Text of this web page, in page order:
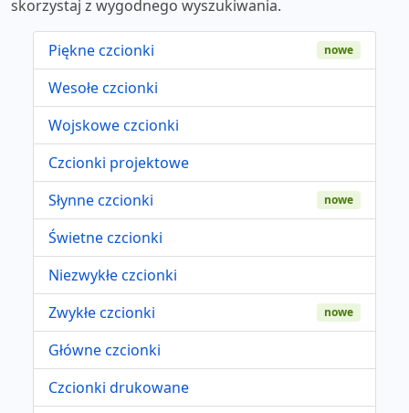
skorzystaj z wygodnego wyszukiwania.
Piękne czcionki nowe
Wesołe czcionki
Wojskowe czcionki
Czcionki projektowe
Słynne czcionki
nowe
Świetne czcionki
Niezwykłe czcionki
Zwykłe czcionki
nowe
Główne czcionki
Czcionki drukowane